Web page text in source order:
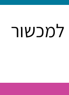
למכשור